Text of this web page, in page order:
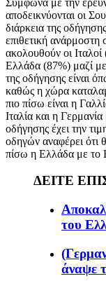
αποδεικνύονται οι
διάρκεια της
επιθετική ανάρμοστη
ακολουθούν οι Ιταλοί
Ελλάδα (87%) μαζί με
της οδήγησης είναι
καθώς η χώρα
πιο πίσω είναι η
Ιταλία και η
οδήγησης έχει την
οδηγών αναφέρει ότι
πίσω η Ελλάδα με το
ΔΕΙΤΕ
του
άναψε